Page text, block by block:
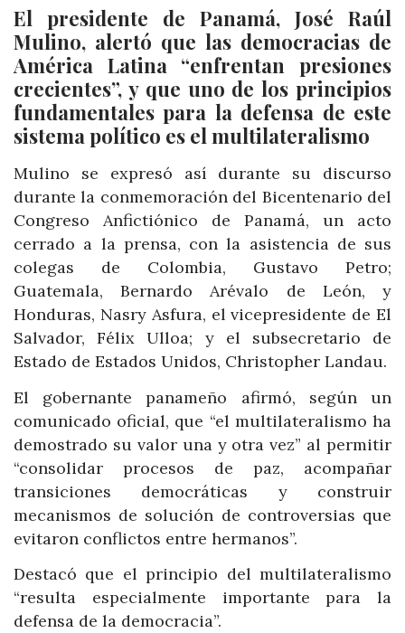
El presidente de Panamá, José Raúl
Mulino, alertó que las democracias de
América Latina “enfrentan presiones
crecientes”, y que uno de los principios
fundamentales para la defensa de este
sistema político es el multilateralismo
Mulino se expresó así durante su discurso
durante la conmemoración del Bicentenario del
Congreso Anfictiónico de Panamá, un acto
cerrado a la prensa, con la asistencia de sus
colegas de Colombia, Gustavo Petro;
Guatemala, Bernardo Arévalo de León, y
Honduras, Nasry Asfura, el vicepresidente de El
Salvador, Félix Ulloa; y el subsecretario de
Estado de Estados Unidos, Christopher Landau.
El gobernante panameño afirmó, según un
comunicado oficial, que “el multilateralismo ha
demostrado su valor una y otra vez” al permitir
“consolidar procesos de paz, acompañar
transiciones democráticas y construir
mecanismos de solución de controversias que
evitaron conflictos entre hermanos”.
Destacó que el principio del multilateralismo
“resulta especialmente importante para la
defensa de la democracia”.